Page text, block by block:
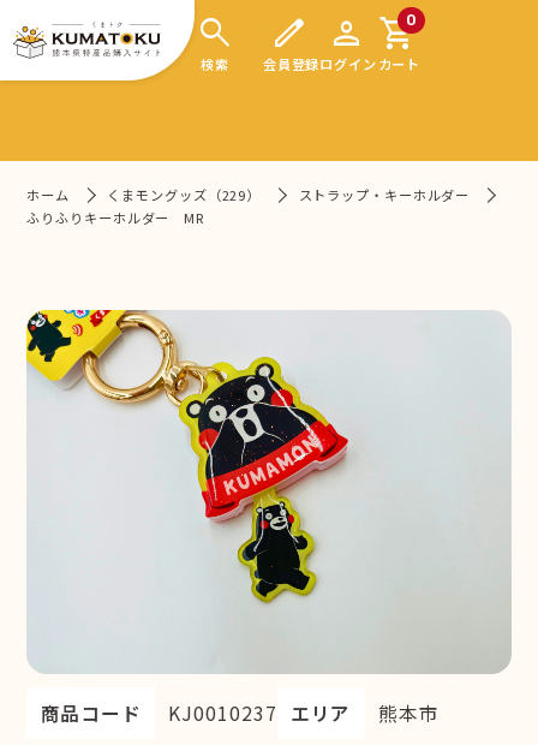
search
検索
edit
会員登録
person
ログイン
0
shopping_cart
カート
ホーム くまモングッズ（229）
ストラップ・キーホルダー
ふりふりキーホルダー MR
商品コード KJ0010237 エリア 熊本市